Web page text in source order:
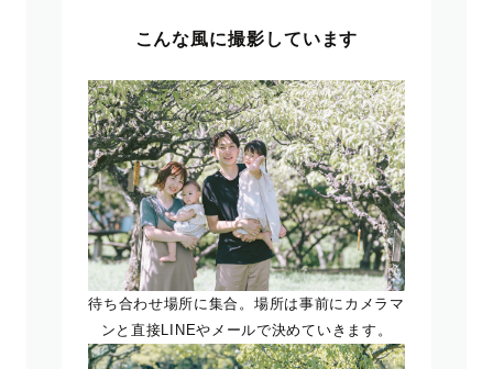
こんな風に撮影しています
待ち合わせ場所に集合。場所は事前にカメラマ
ンと直接LINEやメールで決めていきます。